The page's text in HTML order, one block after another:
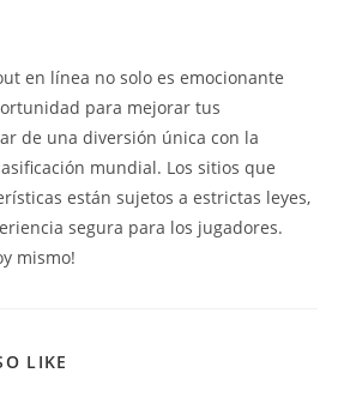
en línea no solo es emocionante
para mejorar tus
de una diversión única con la
mundial. Los sitios que
están sujetos a estrictas leyes,
segura para los jugadores.
mismo!
LIKE